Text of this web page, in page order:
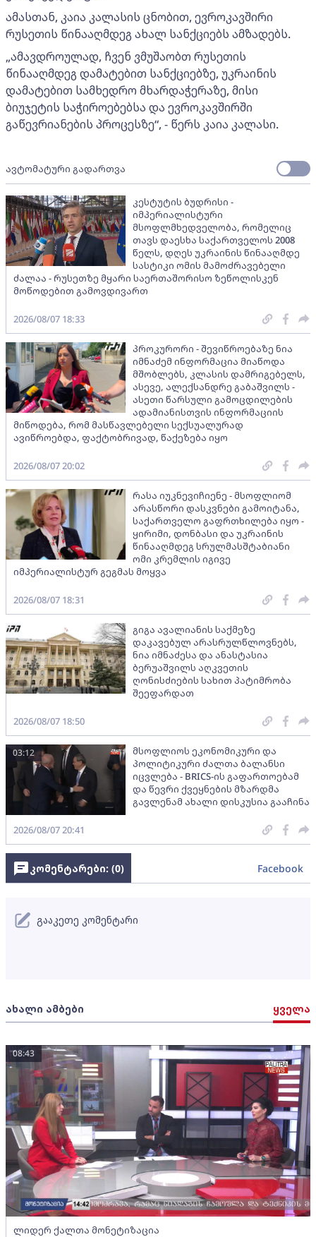
ამასთან, კაია კალასის ცნობით, ევროკავშირი
რუსეთის წინააღმდეგ ახალ სანქციებს ამზადებს.
„ამავდროულად, ჩვენ ვმუშაობთ რუსეთის
წინააღმდეგ დამატებით სანქციებზე, უკრაინის
დამატებით სამხედრო მხარდაჭერაზე, მისი
ბიუჯეტის საჭიროებებსა და ევროკავშირში
გაწევრიანების პროცესზე“, - წერს კაია კალასი.
ავტომატური გადართვა
კესტუტის ბუდრისი -
იმპერიალისტური
მსოფლმხედველობა, რომელიც
თავს დაესხა საქართველოს 2008
წელს, დღეს უკრაინის წინააღმდე
სასტიკი ომის მამოძრავებელი
ძალაა - რუსეთზე მყარი საერთაშორისო ზეწოლისკენ
მოწოდებით გამოვდივართ
2026/08/07 18:33
პროკურორი - შევიწროებაზე ნია
იმნაძემ ინფორმაცია მიაწოდა
მშობლებს, კლასის დამრიგებელს,
ასევე, ალექსანდრე გაბაშვილს -
ასეთი წარსული გამოცდილების
ადამიანისთვის ინფორმაციის
მიწოდება, რომ მასწავლებელი სექსუალურად
ავიწროებდა, ფაქტობრივად, წაქეზება იყო
2026/08/07 20:02
რასა იუკნევიჩიენე - მსოფლიომ
არასწორი დასკვნები გამოიტანა,
საქართველო გაფრთხილება იყო -
ყირიმი, დონბასი და უკრაინის
წინააღმდეგ სრულმასშტაბიანი
ომი კრემლის იგივე
იმპერიალისტურ გეგმას მოყვა
2026/08/07 18:31
გიგა ავალიანის საქმეზე
დაკავებულ არასრულწლოვნებს,
ნია იმნაძესა და ანასტასია
ბერუაშვილს აღკვეთის
ღონისძიების სახით პატიმრობა
შეეფარდათ
2026/08/07 18:50
მსოფლიოს ეკონომიკური და
პოლიტიკური ძალთა ბალანსი
იცვლება - BRICS-ის გაფართოებამ
და წევრი ქვეყნების მზარდმა
გავლენამ ახალი დისკუსია გააჩინა
03:12
2026/08/07 20:41
ახალი ამბები ყველა
ლიდერ ქალთა მონეტიზაცია
08:43
კომენტარები: (0) Facebook
გააკეთე კომენტარი